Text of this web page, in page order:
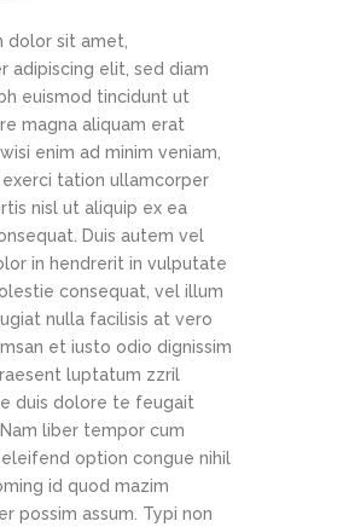
dolor sit amet,
adipiscing elit, sed diam
euismod tincidunt ut
magna aliquam erat
enim ad minim veniam,
exerci tation ullamcorper
nisl ut aliquip ex ea
Duis autem vel
in hendrerit in vulputate
consequat, vel illum
nulla facilisis at vero
et iusto odio dignissim
luptatum zzril
duis dolore te feugait
liber tempor cum
option congue nihil
id quod mazim
possim assum. Typi non